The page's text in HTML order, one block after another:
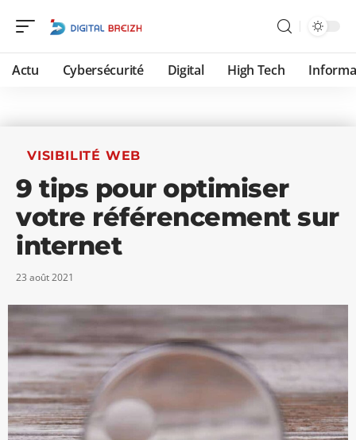
Actu Cybersécurité Digital High Tech
VISIBILITÉ WEB
9 tips pour optimiser
votre référencement sur
internet
23 août 2021